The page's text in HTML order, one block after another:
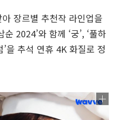
장르별 추천작 라인업을
2024’와 함께 ‘궁’, ‘풀하
’을 추석 연휴 4K 화질로 정